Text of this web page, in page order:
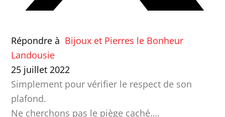
Répondre à Bijoux et Pierres le Bonheur
Landousie
25 juillet 2022
Simplement pour vérifier le respect de son
plafond.
Ne cherchons pas le piège caché….